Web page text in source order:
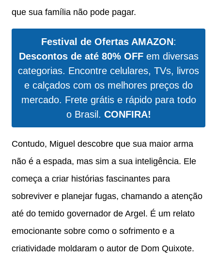
que sua família não pode pagar.
Festival de Ofertas AMAZON:
Descontos de até 80% OFFem diversas
categorias. Encontre celulares, TVs, livros
e calçados com os melhores preços do
mercado. Frete grátis e rápido para todo
o Brasil. CONFIRA!
Contudo, Miguel descobre que sua maior arma
não é a espada, mas sim a sua inteligência. Ele
começa a criar histórias fascinantes para
sobreviver e planejar fugas, chamando a atenção
até do temido governador de Argel. É um relato
emocionante sobre como o sofrimento e a
criatividade moldaram o autor de Dom Quixote.